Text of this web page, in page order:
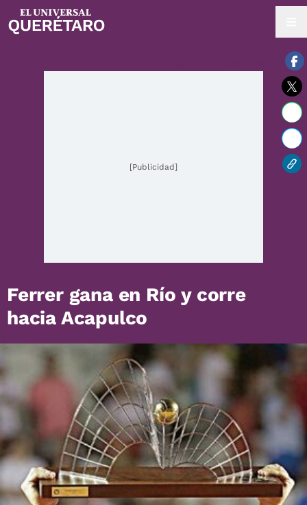
06 / agosto / 2026 | 11:41 hrs.
[Publicidad]
Ferrer gana en Río y corre
hacia Acapulco